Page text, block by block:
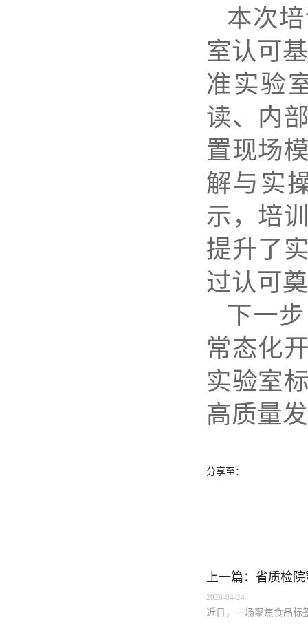
本次
室认可
准实验
读、内
置现场
解与实
示，培
提升了
过认可
下一
常态化
实验室
高质量
分享至：
上一篇：省质检
2026-04-24
近日，一场聚焦食品标